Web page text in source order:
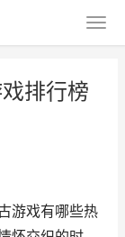
排行榜
游戏有哪些热